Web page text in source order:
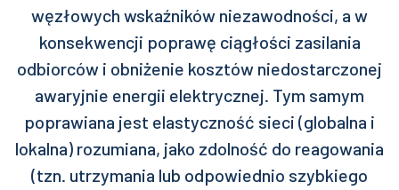
węzłowych wskaźników niezawodności, a w
konsekwencji poprawę ciągłości zasilania
odbiorców i obniżenie kosztów niedostarczonej
awaryjnie energii elektrycznej. Tym samym
poprawiana jest elastyczność sieci (globalna i
lokalna) rozumiana, jako zdolność do reagowania
(tzn. utrzymania lub odpowiednio szybkiego